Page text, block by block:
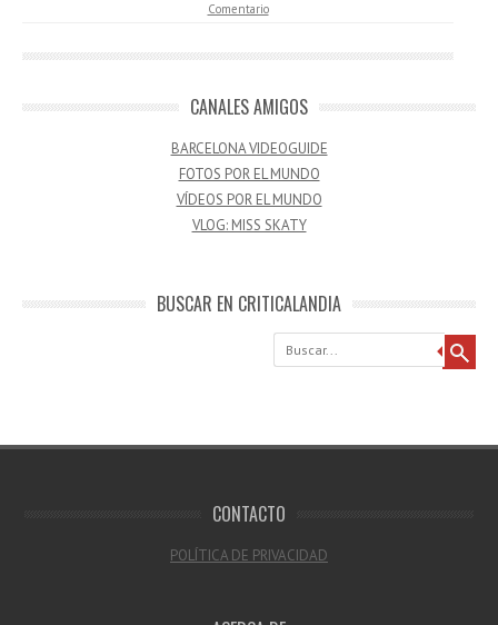
Comentario
CANALES AMIGOS
BARCELONA VIDEOGUIDE
FOTOS POR EL MUNDO
VÍDEOS POR EL MUNDO
VLOG: MISS SKATY
BUSCAR EN CRITICALANDIA
Buscar
CONTACTO
POLÍTICA DE PRIVACIDAD